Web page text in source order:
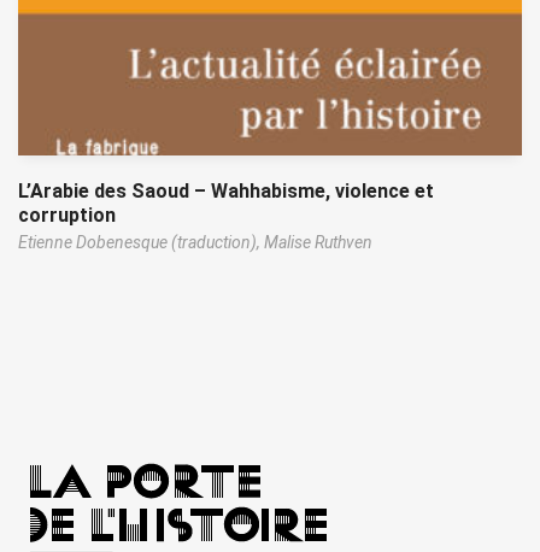
L’Arabie des Saoud – Wahhabisme, violence et
corruption
Etienne Dobenesque (traduction), Malise Ruthven